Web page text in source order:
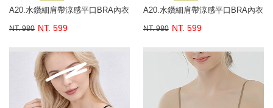
A20.水鑽細肩帶涼感平口BRA內衣
NT. 980 NT. 599
A20.水鑽細肩帶涼感平口BRA內衣
NT. 980 NT. 599